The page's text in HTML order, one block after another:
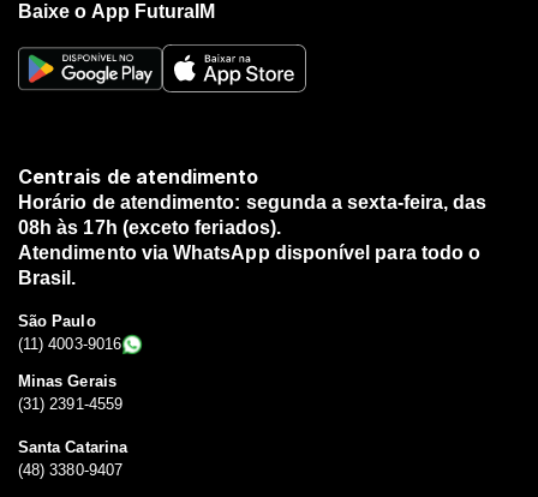
Baixe o App FuturaIM
Centrais de atendimento
Horário de atendimento: segunda a sexta-feira, das
08h às 17h (exceto feriados).
Atendimento via WhatsApp disponível para todo o
Brasil.
São Paulo
(11) 4003-9016
Minas Gerais
(31) 2391-4559
Santa Catarina
(48) 3380-9407